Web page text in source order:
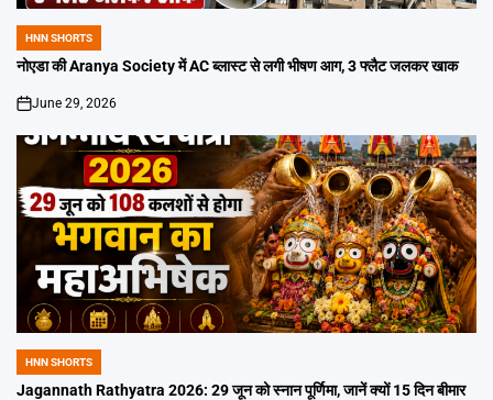
POSTED
IN
HNN SHORTS
नोएडा की Aranya Society में AC ब्लास्ट से लगी भीषण आग, 3 फ्लैट जलकर खाक
on
June 29, 2026
POSTED
IN
HNN SHORTS
Jagannath Rathyatra 2026: 29 जून को स्नान पूर्णिमा, जानें क्यों 15 दिन बीमार